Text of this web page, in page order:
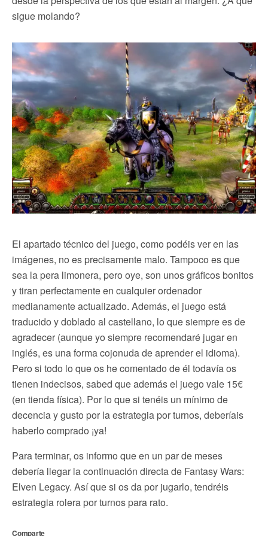
sigue molando?
El apartado técnico del juego, como podéis ver en las
imágenes, no es precisamente malo. Tampoco es que
sea la pera limonera, pero oye, son unos gráficos bonitos
y tiran perfectamente en cualquier ordenador
medianamente actualizado. Además, el juego está
traducido y doblado al castellano, lo que siempre es de
agradecer (aunque yo siempre recomendaré jugar en
inglés, es una forma cojonuda de aprender el idioma).
Pero si todo lo que os he comentado de él todavía os
tienen indecisos, sabed que además el juego vale 15€
(en tienda física). Por lo que si tenéis un mínimo de
decencia y gusto por la estrategia por turnos, deberíais
haberlo comprado ¡ya!
Para terminar, os informo que en un par de meses
debería llegar la continuación directa de Fantasy Wars:
Elven Legacy. Así que si os da por jugarlo, tendréis
estrategia rolera por turnos para rato.
Comparte